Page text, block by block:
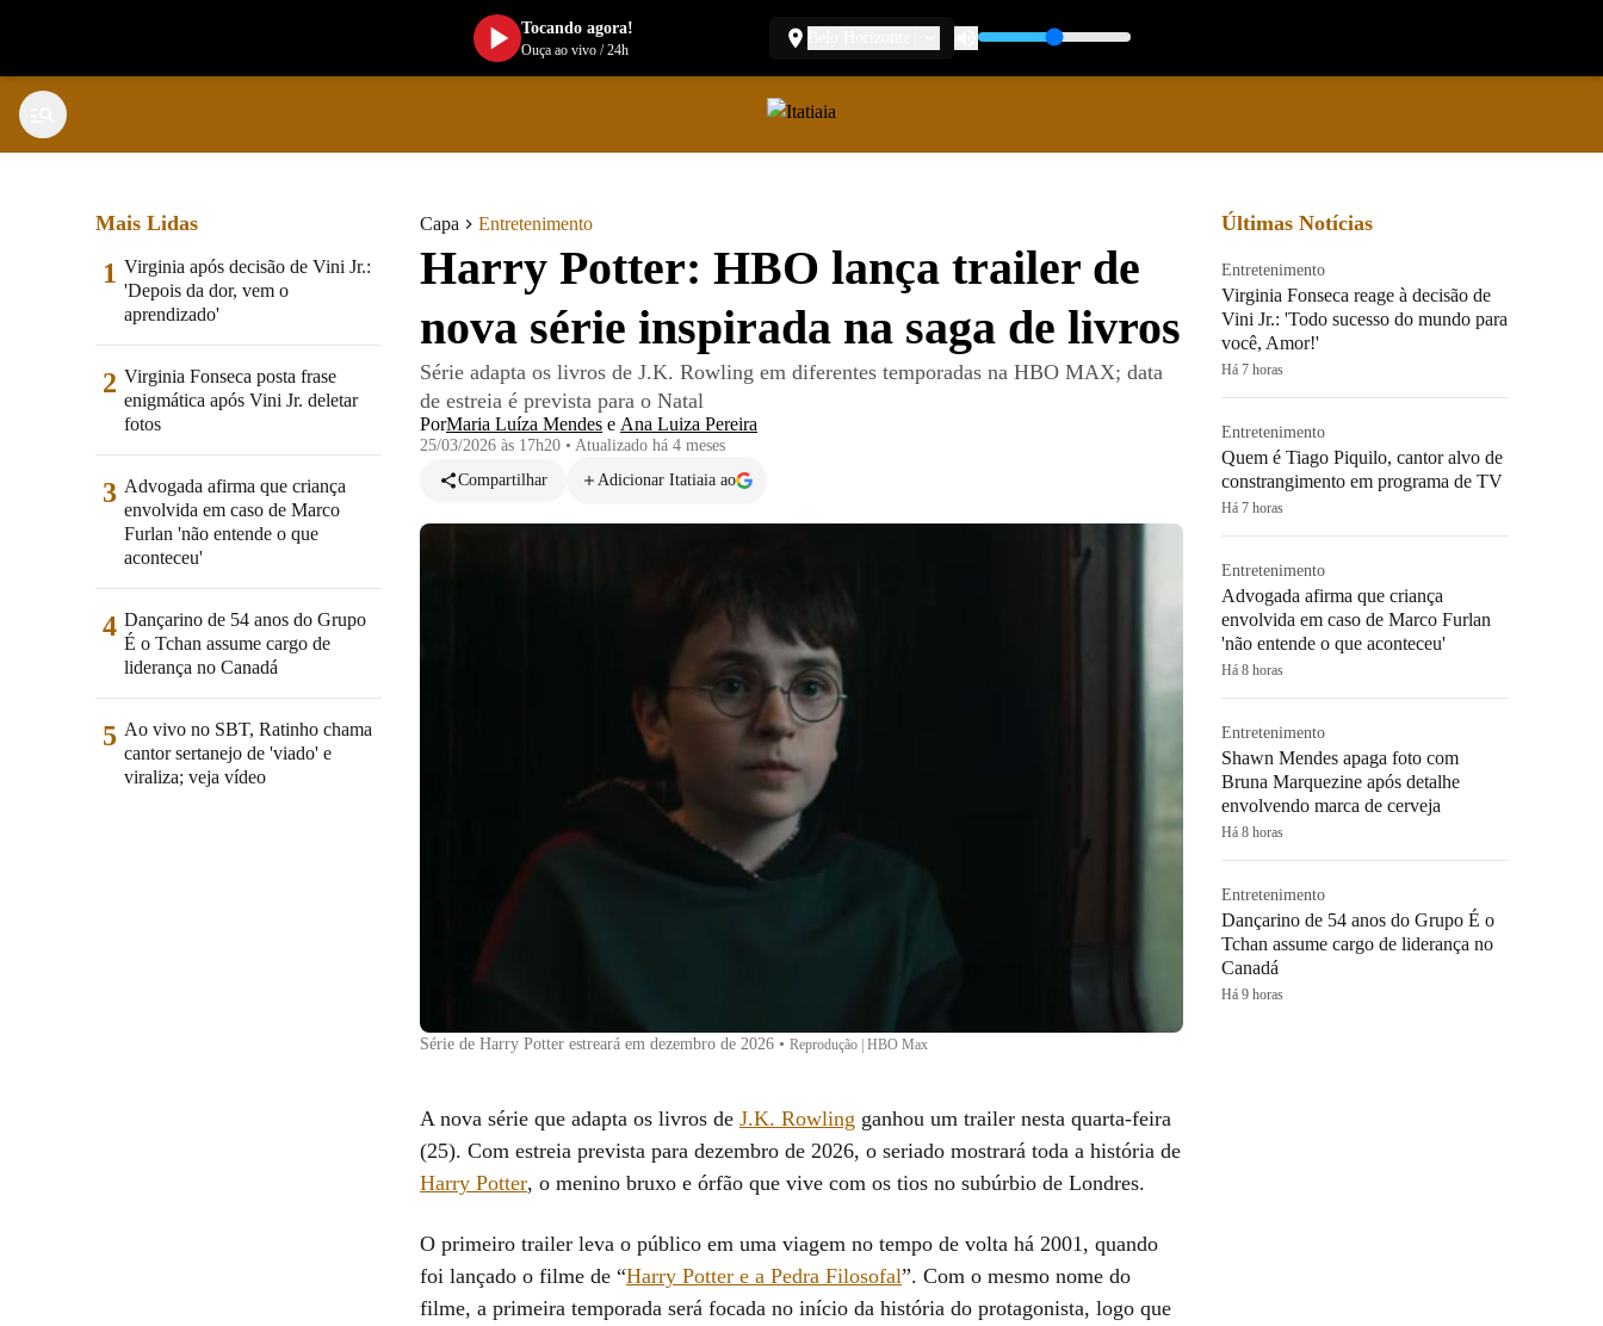
Capa Entretenimento
Harry Potter: HBO lança trailer de
nova série inspirada na saga de livros
Série adapta os livros de J.K. Rowling em diferentes temporadas na HBO MAX; data
de estreia é prevista para o Natal
PorMaria Luíza Mendes e Ana Luiza Pereira
25/03/2026 às 17h20 • Atualizado há 4 meses
Compartilhar
Adicionar Itatiaia ao
Série de Harry Potter estreará em dezembro de 2026 • Reprodução | HBO Max
A nova série que adapta os livros de J.K. Rowling ganhou um trailer nesta quarta-feira
(25). Com estreia prevista para dezembro de 2026, o seriado mostrará toda a história de
Harry Potter, o menino bruxo e órfão que vive com os tios no subúrbio de Londres.
O primeiro trailer leva o público em uma viagem no tempo de volta há 2001, quando
foi lançado o filme de “Harry Potter e a Pedra Filosofal”. Com o mesmo nome do
filme, a primeira temporada será focada no início da história do protagonista, logo que
Mais Lidas
1 Virginia após decisão de Vini Jr.:
'Depois da dor, vem o
aprendizado'
2 Virginia Fonseca posta frase
enigmática após Vini Jr. deletar
fotos
3 Advogada afirma que criança
envolvida em caso de Marco
Furlan 'não entende o que
aconteceu'
4 Dançarino de 54 anos do Grupo
É o Tchan assume cargo de
liderança no Canadá
5 Ao vivo no SBT, Ratinho chama
cantor sertanejo de 'viado' e
viraliza; veja vídeo
Últimas Notícias
Entretenimento
Virginia Fonseca reage à decisão de
Vini Jr.: 'Todo sucesso do mundo para
você, Amor!'
Há 7 horas
Entretenimento
Quem é Tiago Piquilo, cantor alvo de
constrangimento em programa de TV
Há 7 horas
Entretenimento
Advogada afirma que criança
envolvida em caso de Marco Furlan
'não entende o que aconteceu'
Há 8 horas
Entretenimento
Shawn Mendes apaga foto com
Bruna Marquezine após detalhe
envolvendo marca de cerveja
Há 8 horas
Entretenimento
Dançarino de 54 anos do Grupo É o
Tchan assume cargo de liderança no
Canadá
Há 9 horas
Tocando agora!
Ouça ao vivo/24h